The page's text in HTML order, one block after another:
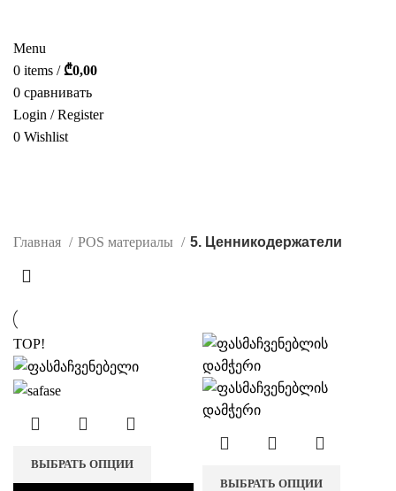
Menu
0 items / ₾0,00
0 сравнивать
Login / Register
0 Wishlist
Главная POS материалы 5. Ценникодержатели
TOP!
ВЫБРАТЬ ОПЦИИ
ВЫБРАТЬ ОПЦИИ